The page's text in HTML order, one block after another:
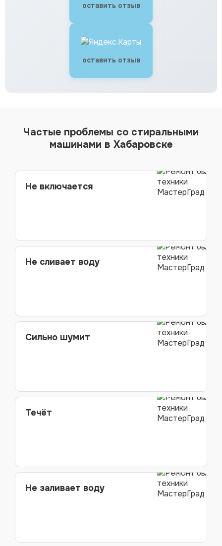
оставить отзыв
оставить отзыв
Частые проблемы со стиральными
машинами в Хабаровске
Не включается
Не сливает воду
Сильно шумит
Течёт
Не заливает воду